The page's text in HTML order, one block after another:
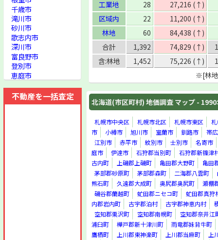
工業地
28
27,216 (↑)
区域内
22
11,200 (↑)
林地
60
84,438 (↑)
合計
1,392 74,829 (↑)
含:林地
1,452 75,226 (↑)
※[林
北海道(市区町村) 地価調査 マップ -
札幌市中央区 札幌市北区 札幌市東区
市
小樽市 旭川市 室蘭市 釧路市
帯
江別市
赤平市 紋別市 士別市
名寄市
庭市
伊達市 石狩郡当別町
石狩郡新篠津
古内町
上磯郡上磯町 亀田郡大野町
亀田
茅部郡砂原町
茅部郡森町 二海郡八雲町
熊石町
久遠郡大成町 奥尻郡奥尻町
瀬棚
磯谷郡蘭越町
虻田郡ニセコ町
虻田郡真狩
内郡岩内町
古宇郡泊村 古宇郡神恵内村
空知郡栗沢町
空知郡南幌町
空知郡奈井江
浦臼町
樺戸郡新十津川町
雨竜郡妹背牛町
鷹栖町
上川郡東神楽町 上川郡当麻町
上
千歳市
滝川市
砂川市
歌志内市
深川市
富良野市
登別市
恵庭市
石狩郡当別町
石狩郡新篠津村
不動産を一括査定